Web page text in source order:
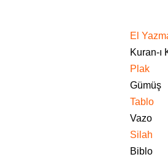
El
Kuran-ı
Plak
Gümüş
Tablo
Vazo
Silah
Biblo